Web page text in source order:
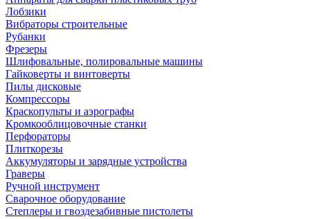
Лобзики
Вибраторы строительные
Рубанки
Фрезеры
Шлифовальные, полировальные машины
Гайковерты и винтоверты
Пилы дисковые
Компрессоры
Краскопульты и аэрографы
Кромкооблицовочные станки
Перфораторы
Плиткорезы
Аккумуляторы и зарядные устройства
Граверы
Ручной инструмент
Сварочное оборудование
Степлеры и гвоздезабивные пистолеты